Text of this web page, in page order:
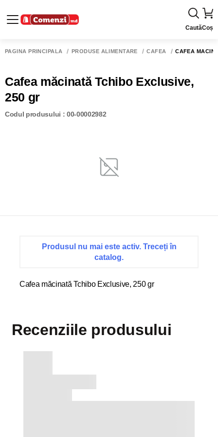
CautăCoș
PAGINA PRINCIPALĂ PRODUSE ALIMENTARE CAFEA CAFEA
Cafea măcinată Tchibo Exclusive,
250 gr
Codul produsului : 00-00002982
Produsul nu mai este activ. Treceți în
catalog.
Cafea măcinată Tchibo Exclusive, 250 gr
Recenziile produsului